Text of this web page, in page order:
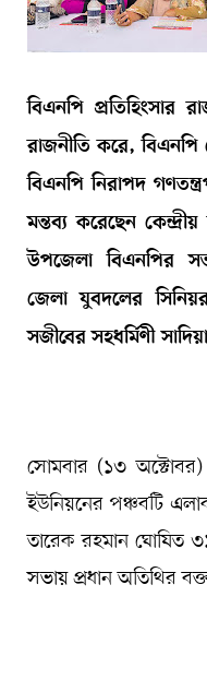
বিএনপি প্রতিহিংসার
রাজনীতি করে, বিএনপি
বিএনপি নিরাপদ
মন্তব্য করেছেন
উপজেলা বিএনপির
জেলা যুবদলের
সজীবের সহধর্মিণী
সোমবার (১৩ অক্টোবর)
ইউনিয়নের পঞ্চবটি
তারেক রহমান ঘোষিত
সভায় প্রধান অতিথির